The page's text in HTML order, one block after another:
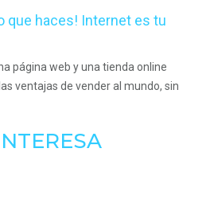
que haces! Internet es tu
página web y una tienda online
ventajas de vender al mundo, sin